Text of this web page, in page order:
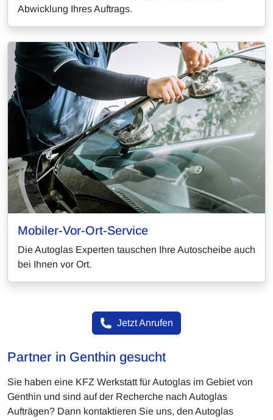
Abwicklung Ihres Auftrags.
Mobiler-Vor-Ort-Service
Die Autoglas Experten tauschen Ihre Autoscheibe auch
bei Ihnen vor Ort.
Jetzt Anrufen
Partner in Genthin gesucht
Sie haben eine KFZ Werkstatt für Autoglas im Gebiet von
Genthin und sind auf der Recherche nach Autoglas
Aufträgen? Dann kontaktieren Sie uns, den Autoglas